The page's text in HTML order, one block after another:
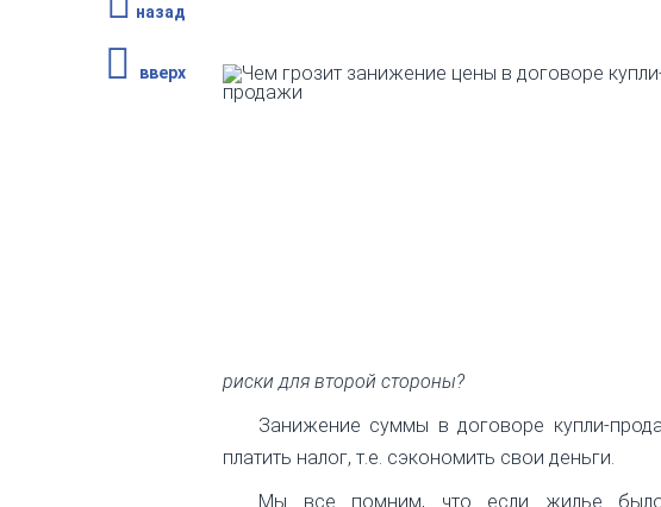
назад
вверх
риски для второй стороны?
Занижение суммы в договоре купли-
платить налог, т.е. сэкономить свои деньги.
Мы все помним, что если жилье